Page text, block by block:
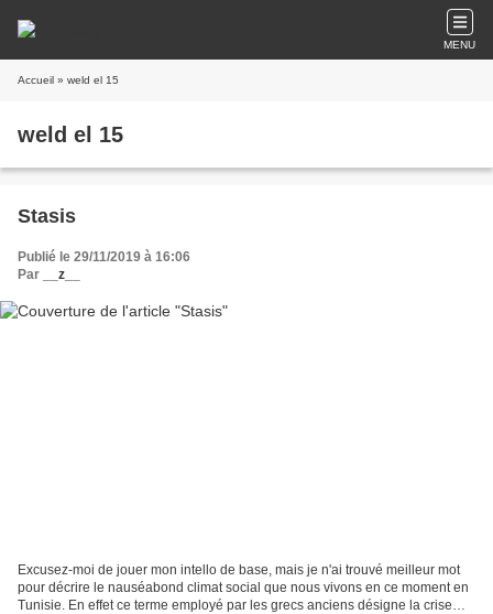
MENU
Accueil » weld el 15
weld el 15
Stasis
Publié le 29/11/2019 à 16:06
Par
__z__
Excusez-moi de jouer mon intello de base, mais je n'ai trouvé meilleur mot
pour décrire le nauséabond climat social que nous vivons en ce moment en
Tunisie. En effet ce terme employé par les grecs anciens désigne la crise